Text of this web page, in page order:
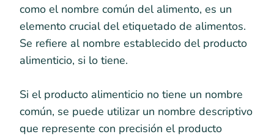
como el nombre común del alimento, es un
elemento crucial del etiquetado de alimentos.
Se refiere al nombre establecido del producto
alimenticio, si lo tiene.
Si el producto alimenticio no tiene un nombre
común, se puede utilizar un nombre descriptivo
que represente con precisión el producto